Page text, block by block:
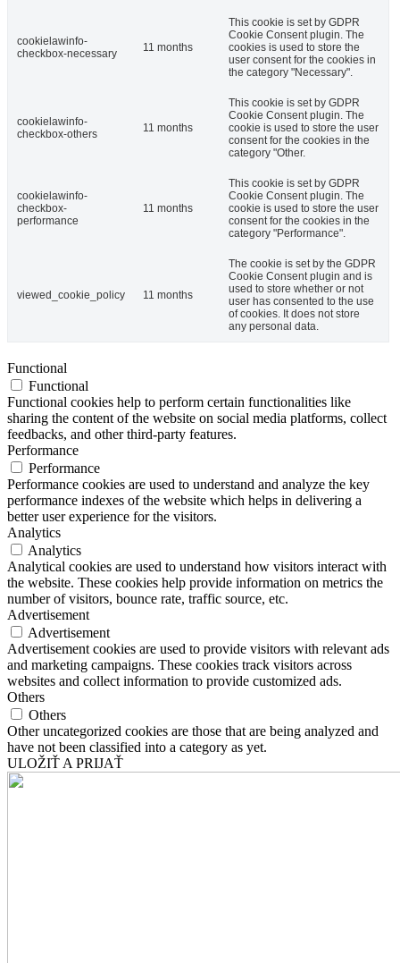
cookielawinfo-
checkbox-necessary
11 months
This cookie is set by GDPR
Cookie Consent plugin. The
cookies is used to store the
user consent for the cookies in
the category "Necessary".
cookielawinfo-
checkbox-others
11 months
This cookie is set by GDPR
Cookie Consent plugin. The
cookie is used to store the user
consent for the cookies in the
category "Other.
cookielawinfo-
checkbox-
performance
11 months
This cookie is set by GDPR
Cookie Consent plugin. The
cookie is used to store the user
consent for the cookies in the
category "Performance".
viewed_cookie_policy 11 months
The cookie is set by the GDPR
Cookie Consent plugin and is
used to store whether or not
user has consented to the use
of cookies. It does not store
any personal data.
Functional
Functional
Functional cookies help to perform certain functionalities like
sharing the content of the website on social media platforms, collect
feedbacks, and other third-party features.
Performance
Performance
Performance cookies are used to understand and analyze the key
performance indexes of the website which helps in delivering a
better user experience for the visitors.
Analytics
Analytics
Analytical cookies are used to understand how visitors interact with
the website. These cookies help provide information on metrics the
number of visitors, bounce rate, traffic source, etc.
Advertisement
Advertisement
Advertisement cookies are used to provide visitors with relevant ads
and marketing campaigns. These cookies track visitors across
websites and collect information to provide customized ads.
Others
Others
Other uncategorized cookies are those that are being analyzed and
have not been classified into a category as yet.
ULOŽIŤ A PRIJAŤ